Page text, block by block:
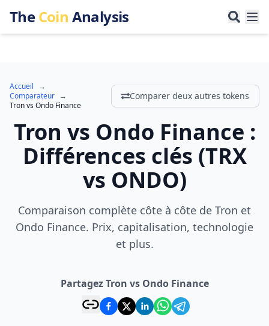
TheCoin Analysis
Accueil
→
Comparateur →
TronvsOndo Finance
Comparer deux autres tokens
Tron vs Ondo Finance :
Différences clés (TRX
vs ONDO)
Comparaison complète côte à côte de Tron et
Ondo Finance. Prix, capitalisation, technologie
et plus.
Partagez Tron vs Ondo Finance